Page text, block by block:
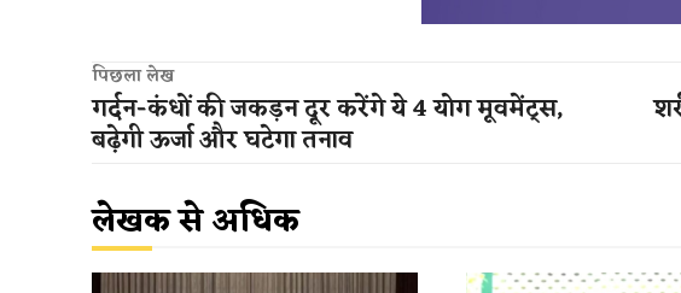
पिछला लेख
गर्दन-कंधों की जकड़न दूर करेंगे ये 4 योग मूवमेंट्स,
बढ़ेगी ऊर्जा और घटेगा तनाव
लेखक से अधिक